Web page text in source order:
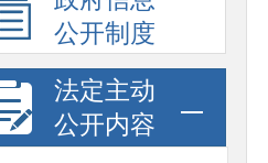
公开制度
法定主动
公开内容